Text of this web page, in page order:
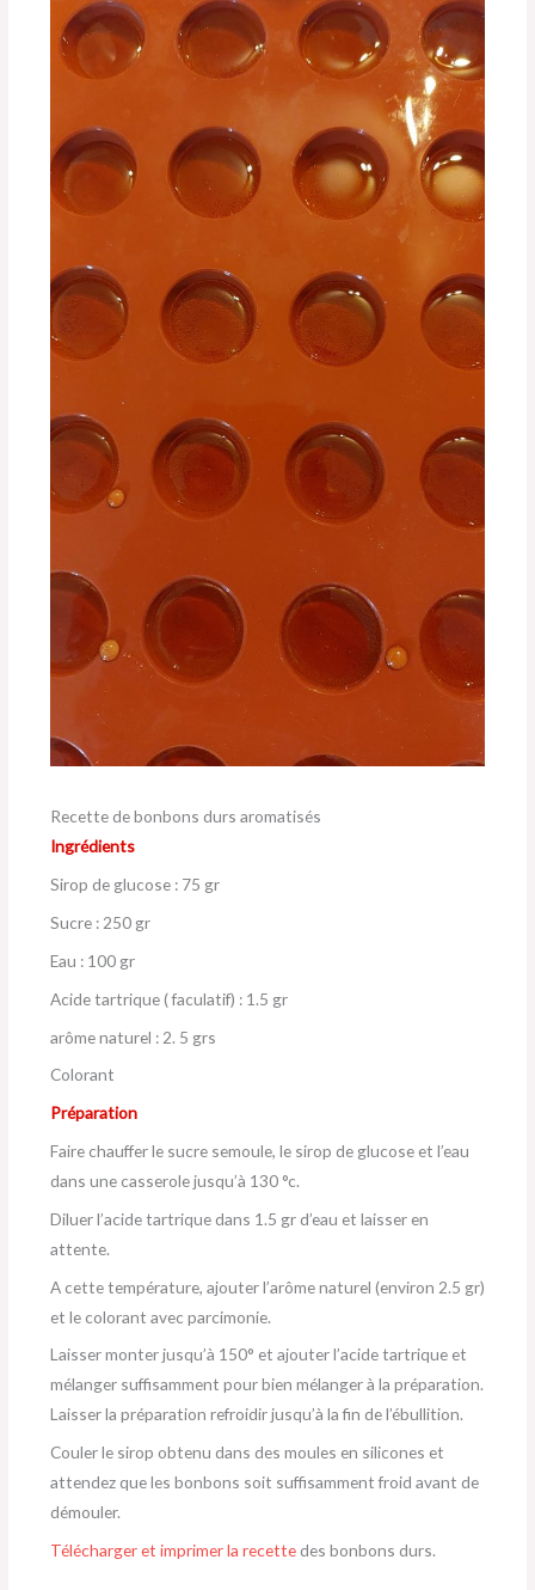
Recette de bonbons durs aromatisés
Ingrédients
Sirop de glucose : 75 gr
Sucre : 250 gr
Eau : 100 gr
Acide tartrique ( faculatif) : 1.5 gr
arôme naturel : 2. 5 grs
Colorant
Préparation
Faire chauffer le sucre semoule, le sirop de glucose et l’eau
dans une casserole jusqu’à 130 °c.
Diluer l’acide tartrique dans 1.5 gr d’eau et laisser en
attente.
A cette température, ajouter l’arôme naturel (environ 2.5 gr)
et le colorant avec parcimonie.
Laisser monter jusqu’à 150° et ajouter l’acide tartrique et
mélanger suffisamment pour bien mélanger à la préparation.
Laisser la préparation refroidir jusqu’à la fin de l’ébullition.
Couler le sirop obtenu dans des moules en silicones et
attendez que les bonbons soit suffisamment froid avant de
démouler.
Télécharger et imprimer la recette des bonbons durs.